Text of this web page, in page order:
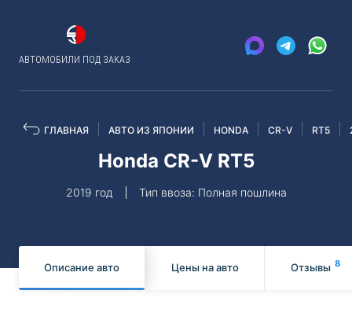
АВТОМОБИЛИ ПОД ЗАКАЗ
ГЛАВНАЯ АВТО ИЗ ЯПОНИИ HONDA CR-V RT5
Honda CR-V RT5
2019 год Тип ввоза: Полная пошлина
Описание авто Цены на авто Отзывы 8